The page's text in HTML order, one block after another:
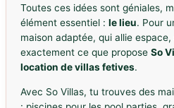
Toutes ces idées sont géniales,
élément essentiel : le lieu. Pour
maison adaptée, qui allie
exactement ce que propose So
location de villas fetives.
Avec So Villas, tu trouves des